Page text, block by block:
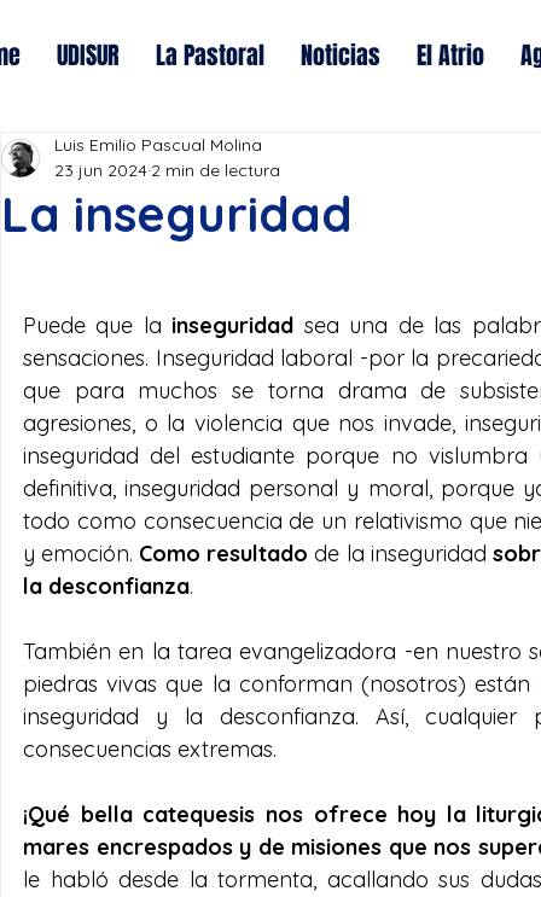
UDISUR La Pastoral Noticias El Atrio
La inseguridad
Luis Emilio Pascual Molina
23 jun 2024 2 min de lectura
Puede que la inseguridad sea una de las
sensaciones. Inseguridad laboral -por la
que para muchos se torna drama de
agresiones, o la violencia que nos invade,
inseguridad del estudiante porque no
definitiva, inseguridad personal y moral, porque
todo como consecuencia de un relativismo que
y emoción. Como resultado de la inseguridad
la desconfianza.
También en la tarea evangelizadora -en nuestro
piedras vivas que la conforman (nosotros)
inseguridad y la desconfianza. Así,
consecuencias extremas.
¡Qué bella catequesis nos ofrece hoy la
mares encrespados y de misiones que nos
le habló desde la tormenta, acallando sus